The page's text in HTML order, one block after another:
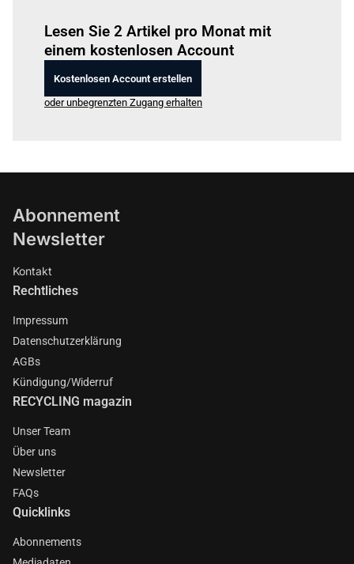
Lesen Sie 2 Artikel pro Monat mit
einem kostenlosen Account
Kostenlosen Account erstellen
oder unbegrenzten Zugang erhalten
Abonnement
Newsletter
Kontakt
Rechtliches
Impressum
Datenschutzerklärung
AGBs
Kündigung/Widerruf
RECYCLING magazin
Unser Team
Über uns
Newsletter
FAQs
Quicklinks
Abonnements